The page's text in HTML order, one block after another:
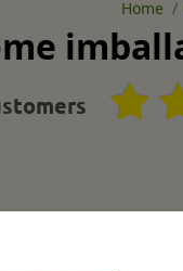
Home